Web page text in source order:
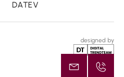
DATEV
designed by